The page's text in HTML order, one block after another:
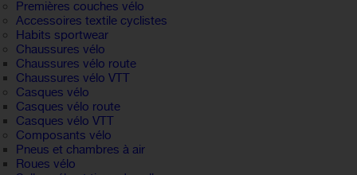
Premières couches vélo
Accessoires textile cyclistes
Habits sportwear
Chaussures vélo
Chaussures vélo route
Chaussures vélo VTT
Casques vélo
Casques vélo route
Casques vélo VTT
Composants vélo
Pneus et chambres à air
Roues vélo